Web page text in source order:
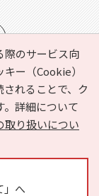
際のサービス向
ー（Cookie）
れることで、ク
。詳細について
取り扱いについ
」へ
ヘルプ
運営会社
わせ